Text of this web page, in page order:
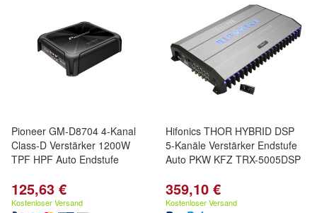
Pioneer GM-D8704 4-Kanal
Class-D Verstärker 1200W
TPF HPF Auto Endstufe
125,63 €
Kostenloser Versand
Hifonics THOR HYBRID DSP
5-Kanäle Verstärker Endstufe
Auto PKW KFZ TRX-5005DSP
359,10 €
Kostenloser Versand